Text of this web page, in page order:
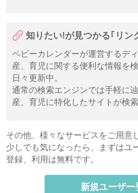
知りたい!が見つかる｢リン
ベビーカレンダーが運営するデ
産、育児に関する便利な情報を
日々更新中。
通常の検索エンジンでは手軽に
産、育児に特化したサイトが検索
その他、様々なサービスをご用意
少しでも気になったら、まずはユ
登録、利用は無料です。
新規ユーザー